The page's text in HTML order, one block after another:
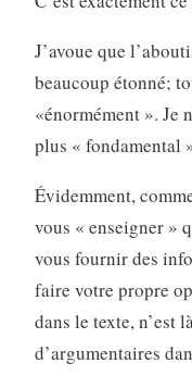
J’avoue que
beaucoup étonné;
«énormément ». Je
plus « fondamental
Évidemment,
vous « enseigner »
vous fournir des
faire votre propre
dans le texte, n’est
d’argumentaires